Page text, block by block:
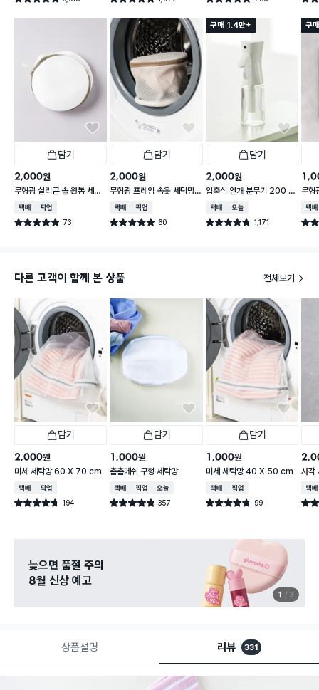
건 작성 건 작성 건 작성
담기
2,000원
무형광 실리콘 솔 원통 세탁
망 18 X 18 X 15 cm
택배배송매장픽업
별점 4.9점 73
건 작성
담기
2,000원
무형광 프레임 속옷 세탁망 1
6 X 16 X 15 cm
택배배송매장픽업
별점 4.9점 60
건 작성
구매 1.4만+
담기
2,000원
압축식 안개 분무기 200 m
택배배송오늘배송
별점 4.8점 1,171
건 작성
구
무형
택배
별점
다른 고객이 함께 본 상품 전체보기
담기
2,000원
미세 세탁망 60 X 70 cm
택배배송매장픽업
별점 4.7점 194
건 작성
담기
1,000원
촘촘메쉬 구형 세탁망
택배배송매장픽업오늘배송
별점 4.8점 357
건 작성
담기
1,000원
미세 세탁망 40 X 50 cm
택배배송매장픽업
별점 4.8점 99
건 작성
사
택배
별점
늦으면 품절 주의
8월 신상 예고
1 3
상품설명 리뷰 331